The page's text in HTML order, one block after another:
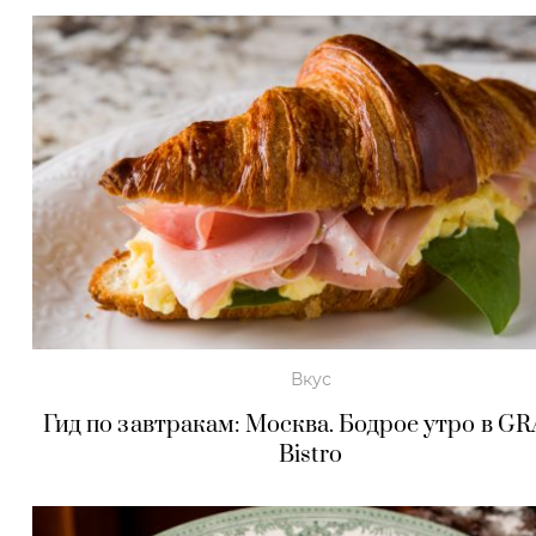
Вкус
Гид по завтракам: Москва. Бодрое утро в
Bistro